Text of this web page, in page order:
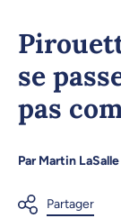
se
pas
ParMartin LaSalle